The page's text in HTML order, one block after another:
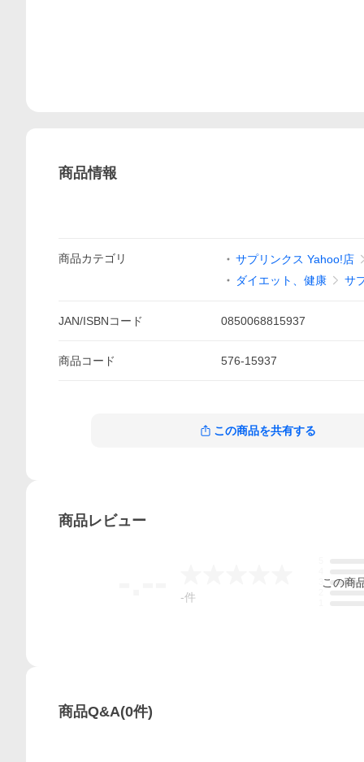
商品情報
商品カテゴリ サプリンクス Yahoo!店
ダイエット、健康
サ
JAN/ISBNコード 0850068815937
商品コード 576-15937
この商品を共有する
商品レビュー
-件
この商
商品Q&A(0件)